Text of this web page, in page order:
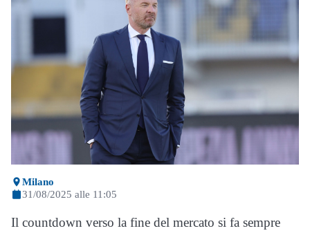
Milano
31/08/2025 alle 11:05
Il countdown verso la fine del mercato si fa sempre